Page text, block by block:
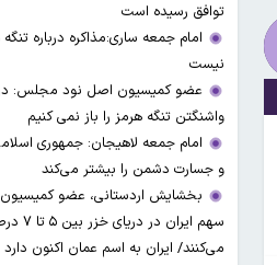
توافق رسیده است
امام جمعه ساری:مذاکره درباره
نیست
عضو کمیسیون اصل نود مجلس: در
واشنگتن تنگه هرمز را باز نمی کنیم
امام جمعه لاهیجان: جمهوری
و جسارت دشمن را بیشتر می‌کند
بخشایش اردستانی، عضو
می‌کنند/ ایران به اسم عمان اکنون